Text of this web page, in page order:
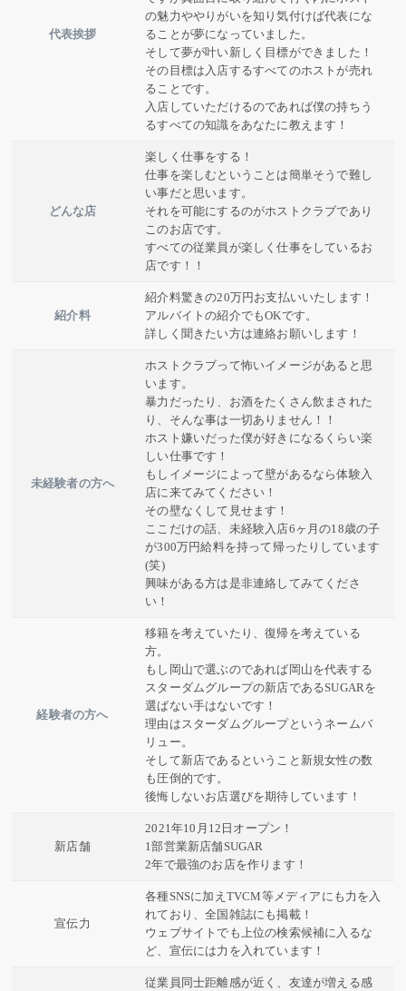
代表挨拶
の魅力ややりがいを知り気付けば代表にな
ることが夢になっていました。
そして夢が叶い新しく目標ができました！
その目標は入店するすべてのホストが売れ
ることです。
入店していただけるのであれば僕の持ちう
るすべての知識をあなたに教えます！
どんな店
楽しく仕事をする！
仕事を楽しむということは簡単そうで難し
い事だと思います。
それを可能にするのがホストクラブであり
このお店です。
すべての従業員が楽しく仕事をしているお
店です！！
紹介料
紹介料驚きの20万円お支払いいたします！
アルバイトの紹介でもOKです。
詳しく聞きたい方は連絡お願いします！
未経験者の方へ
ホストクラブって怖いイメージがあると思
います。
暴力だったり、お酒をたくさん飲まされた
り、そんな事は一切ありません！！
ホスト嫌いだった僕が好きになるくらい楽
しい仕事です！
もしイメージによって壁があるなら体験入
店に来てみてください！
その壁なくして見せます！
ここだけの話、未経験入店6ヶ月の18歳の子
が300万円給料を持って帰ったりしています
(笑)
興味がある方は是非連絡してみてくださ
い！
経験者の方へ
移籍を考えていたり、復帰を考えている
方。
もし岡山で選ぶのであれば岡山を代表する
スターダムグループの新店であるSUGARを
選ばない手はないです！
理由はスターダムグループというネームバ
リュー。
そして新店であるということ新規女性の数
も圧倒的です。
後悔しないお店選びを期待しています！
新店舗
2021年10月12日オープン！
1部営業新店舗SUGAR
2年で最強のお店を作ります！
宣伝力
各種SNSに加えTVCM等メディアにも力を入
れており、全国雑誌にも掲載！
ウェブサイトでも上位の検索候補に入るな
ど、宣伝には力を入れています！
従業員同士距離感が近く、友達が増える感